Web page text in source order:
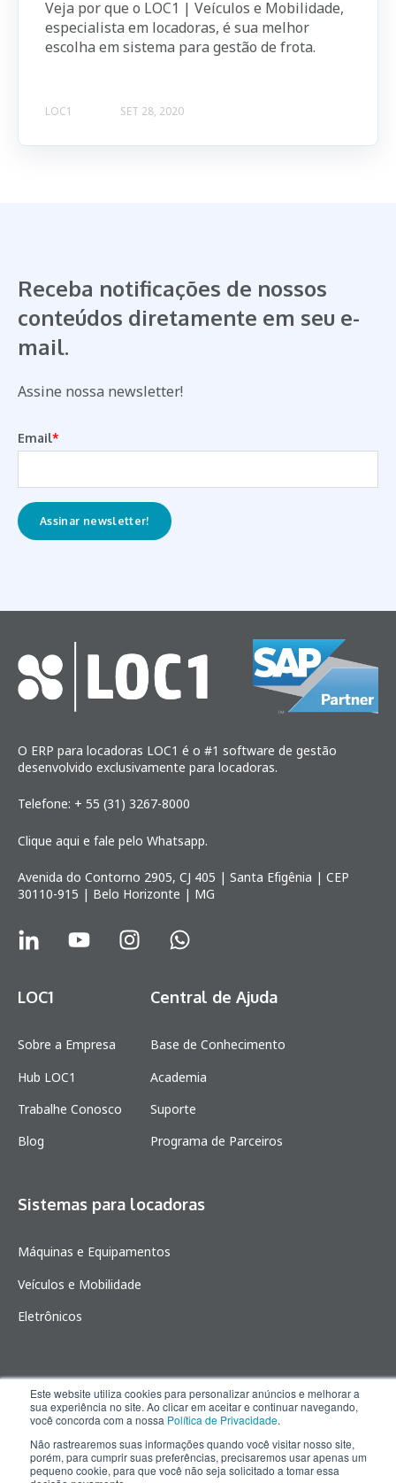
Este website utiliza cookies para personalizar anúncios e melhorar a
sua experiência no site. Ao clicar em aceitar e continuar navegando,
você concorda com a nossa Política de Privacidade.
Não rastrearemos suas informações quando você visitar nosso site,
porém, para cumprir suas preferências, precisaremos usar apenas um
pequeno cookie, para que você não seja solicitado a tomar essa
Veja por que o LOC1 | Veículos e Mobilidade,
especialista em locadoras, é sua melhor
escolha em sistema para gestão de frota.
LOC1 SET 28, 2020
Receba notificações de nossos
conteúdos diretamente em seu e-
mail.
Assine nossa newsletter!
Email*
O ERP para locadoras LOC1 é o #1 software de gestão
desenvolvido exclusivamente para locadoras.
Telefone: + 55 (31) 3267-8000
Clique aqui e fale pelo Whatsapp.
Avenida do Contorno 2905, CJ 405 | Santa Efigênia | CEP
30110-915 | Belo Horizonte | MG
LOC1
Sobre a Empresa
Hub LOC1
Trabalhe Conosco
Blog
Central de Ajuda
Base de Conhecimento
Academia
Suporte
Programa de Parceiros
Sistemas para locadoras
Máquinas e Equipamentos
Veículos e Mobilidade
Eletrônicos
© 2021 Kalungi, Inc. - All Rights Reserved.
Powered by Atlas - a B2B SaaS HubSpot theme